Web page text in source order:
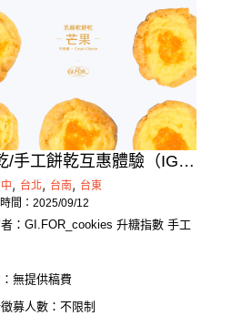
/手工餅乾互惠體驗（IG文
文章/短影片）形式不
興趣都可以申請
, 台北, 台南, 台東
間：2025/09/12
：GI.FOR_cookies 升糖指數 手工
無提供稿費
募人數：不限制